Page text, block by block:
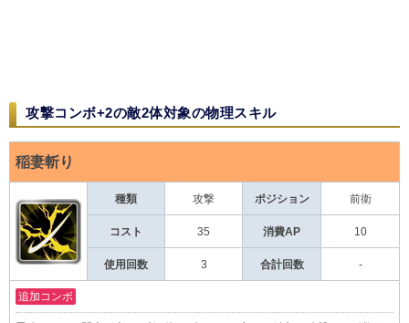
攻撃コンボ+2の敵2体対象の物理スキル
稲妻斬り
種類 攻撃 ポジション 前衛
コスト 35 消費AP 10
使用回数 3 合計回数 -
追加コンボ